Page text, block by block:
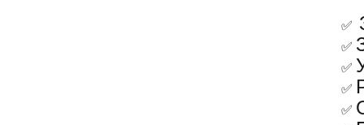
✅
✅
✅
✅
✅